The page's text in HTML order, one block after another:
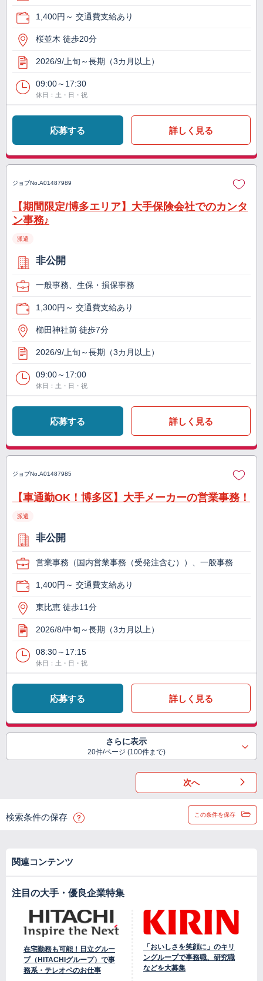
1,400円～ 交通費支給あり
桜並木 徒歩20分
2026/9/上旬～長期（3カ月以上）
09:00～17:30
休日：土・日・祝
応募する 詳しく見る
ジョブNo. A01487989
【期間限定/博多エリア】大手保険会社でのカンタ
ン事務♪
派遣
非公開
一般事務、生保・損保事務
1,300円～ 交通費支給あり
櫛田神社前 徒歩7分
2026/9/上旬～長期（3カ月以上）
09:00～17:00
休日：土・日・祝
応募する 詳しく見る
ジョブNo. A01487985
【車通勤OK！博多区】大手メーカーの営業事務！
派遣
非公開
営業事務（国内営業事務（受発注含む））、一般事務
1,400円～ 交通費支給あり
東比恵 徒歩11分
2026/8/中旬～長期（3カ月以上）
08:30～17:15
休日：土・日・祝
応募する 詳しく見る
さらに表示
20件/ページ (100件まで)
次へ
検索条件の保存 この条件を保存
関連コンテンツ
注目の大手・優良企業特集
在宅勤務も可能！日立グルー
プ（HITACHIグループ）で事
務系・テレオペのお仕事
「おいしさを笑顔に」のキリ
ングループで事務職、研究職
などを大募集